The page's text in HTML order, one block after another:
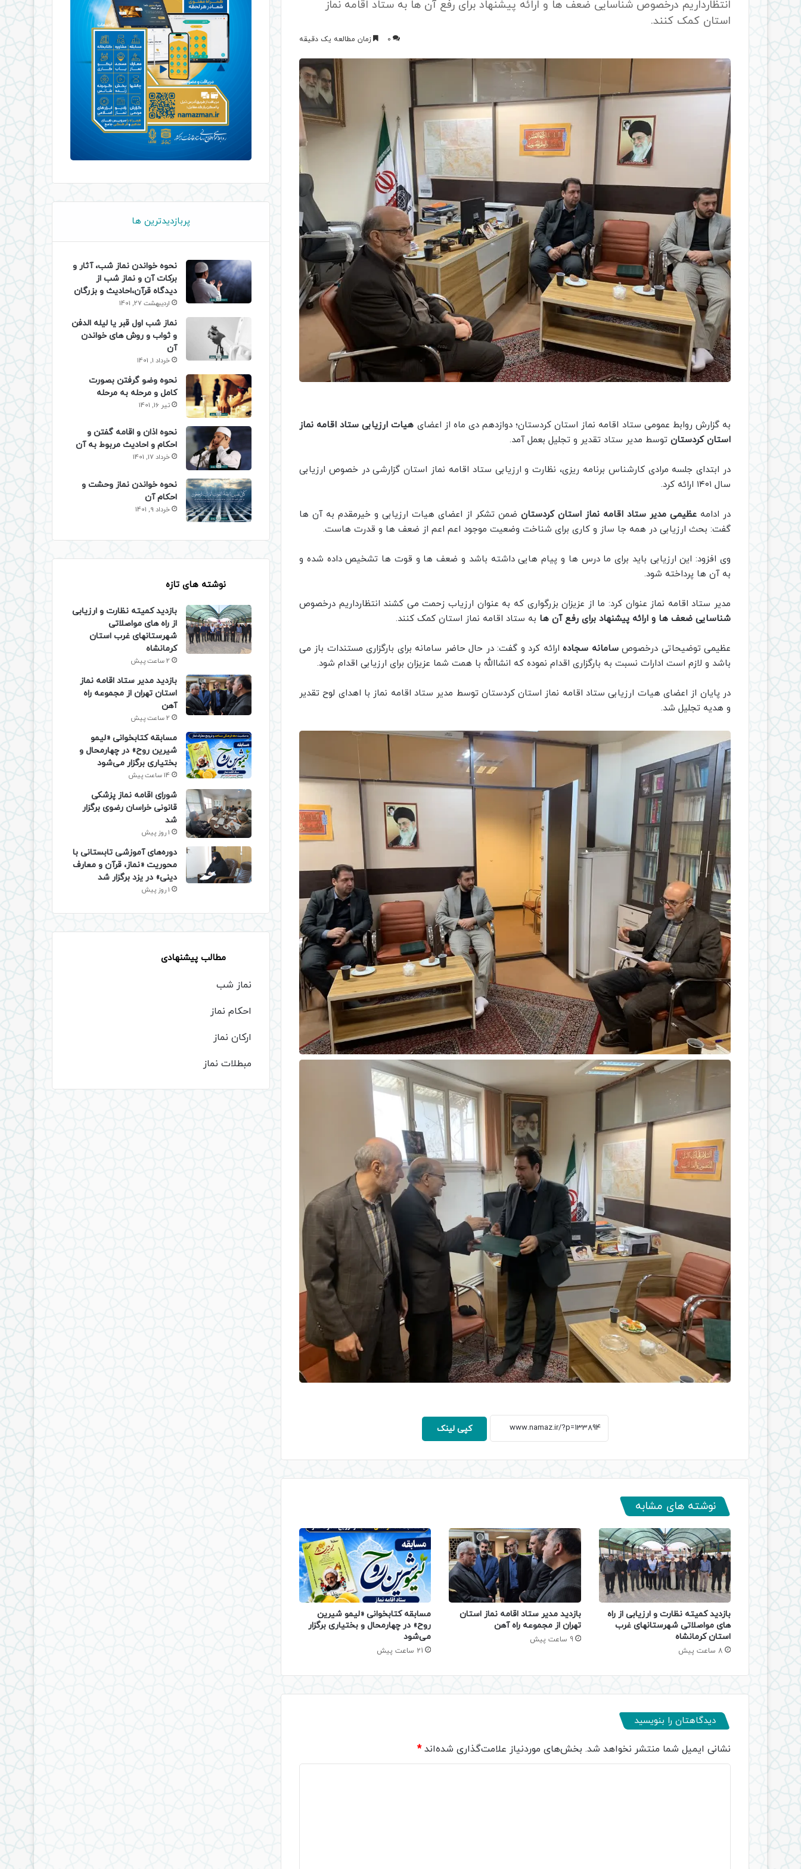
انتظار‌داریم درخصوص شناسایی ضعف ها و ارائه پیشنهاد برای رفع آن ها به ستاد اقامه نماز
استان کمک کنند.
0 زمان مطالعه یک دقیقه
به گزارش روابط عمومی ستاد اقامه نماز استان کردستان؛ دوازدهم‌ دی ماه از اعضای هیات ارزیابی ستاد اقامه نماز
استان کردستان توسط مدیر ستاد تقدیر و تجلیل بعمل آمد.
در ابتدای جلسه مرادی کارشناس برنامه ریزی، نظارت و ارزیابی ستاد اقامه نماز استان گزارشی در خصوص ارزیابی
سال ۱۴۰۱ ارائه کرد.
در ادامه عظیمی مدیر ستاد اقامه نماز استان کردستان ضمن تشکر از اعضای هیات ارزیابی و خیرمقدم به آن ها
گفت: بحث ارزیابی در همه جا ساز و کاری برای شناخت وضعیت موجود اعم اعم از ضعف ها و قدرت هاست.
وی افزود: این ارزیابی باید برای ما درس ها و پیام هایی داشته باشد و ضعف ها و قوت ها تشخیص داده شده و
به آن ها پرداخته شود.
مدیر ستاد اقامه نماز عنوان کرد: ما از عزیزان بزرگواری که به عنوان ارزیاب زحمت می کشند انتظار‌داریم درخصوص
شناسایی ضعف ها و ارائه پیشنهاد برای رفع آن ها به ستاد اقامه نماز استان کمک کنند.
عظیمی توضیحاتی درخصوصسامانه سجادهارائه کرد و گفت: در حال حاضر سامانه برای بارگزاری مستندات باز می
باشد و لازم است ادارات نسبت به بارگزاری اقدام‌ نموده که انشاالله با همت شما عزیزان برای ارزیابی اقدام شود.
در پایان از اعضای هیات ارزیابی ستاد اقامه نماز استان کردستان توسط مدیر ستاد اقامه نماز با اهدای لوح تقدیر
و هدیه تجلیل شد.
کپی لینک
نوشته های مشابه
بازدید کمیته نظارت و ارزیابی از راه
های مواصلاتی شهرستانهای غرب
استان کرمانشاه
8 ساعت پیش
بازدید مدیر ستاد اقامه نماز استان
تهران از مجموعه راه آهن
9 ساعت پیش
مسابقه کتابخوانی «لیمو شیرین
روح» در چهارمحال و بختیاری برگزار
می‌شود
21 ساعت پیش
دیدگاهتان را بنویسید
نشانی ایمیل شما منتشر نخواهد شد. بخش‌های موردنیاز علامت‌گذاری شده‌اند*
پربازدیدترین ها
نحوه خواندن نماز شب، آثار و
برکات آن و نماز شب از
دیدگاه قرآن،احادیث و بزرگان
اردیبهشت 27, 1401
نماز شب اول قبر یا لیله الدفن
و ثواب و روش های خواندن
آن
خرداد 1, 1401
نحوه وضو گرفتن بصورت
کامل و مرحله به مرحله
تیر 16, 1401
نحوه اذان و اقامه گفتن و
احکام و احادیث مربوط به آن
خرداد 17, 1401
نحوه خواندن نماز وحشت و
احکام آن
خرداد 9, 1401
نوشته های تازه
بازدید کمیته نظارت و ارزیابی
از راه های مواصلاتی
شهرستانهای غرب استان
کرمانشاه
2 ساعت پیش
بازدید مدیر ستاد اقامه نماز
استان تهران از مجموعه راه
آهن
2 ساعت پیش
مسابقه کتابخوانی «لیمو
شیرین روح» در چهارمحال و
بختیاری برگزار می‌شود
14 ساعت پیش
شورای اقامه نماز پزشکی
قانونی خراسان رضوی برگزار
شد
1 روز پیش
دوره‌های آموزشی تابستانی با
محوریت «نماز، قرآن و معارف
دینی» در یزد برگزار شد
1 روز پیش
مطالب پیشنهادی
نماز شب
احکام نماز
ارکان نماز
مبطلات نماز